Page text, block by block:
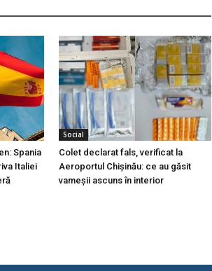
Spania
Italiei
Social
Colet declarat fals, verificat la
Aeroportul Chișinău: ce au găsit
vameșii ascuns în interior